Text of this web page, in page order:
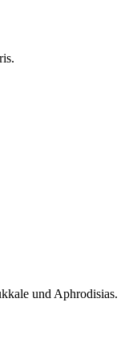
und Aphrodisias.